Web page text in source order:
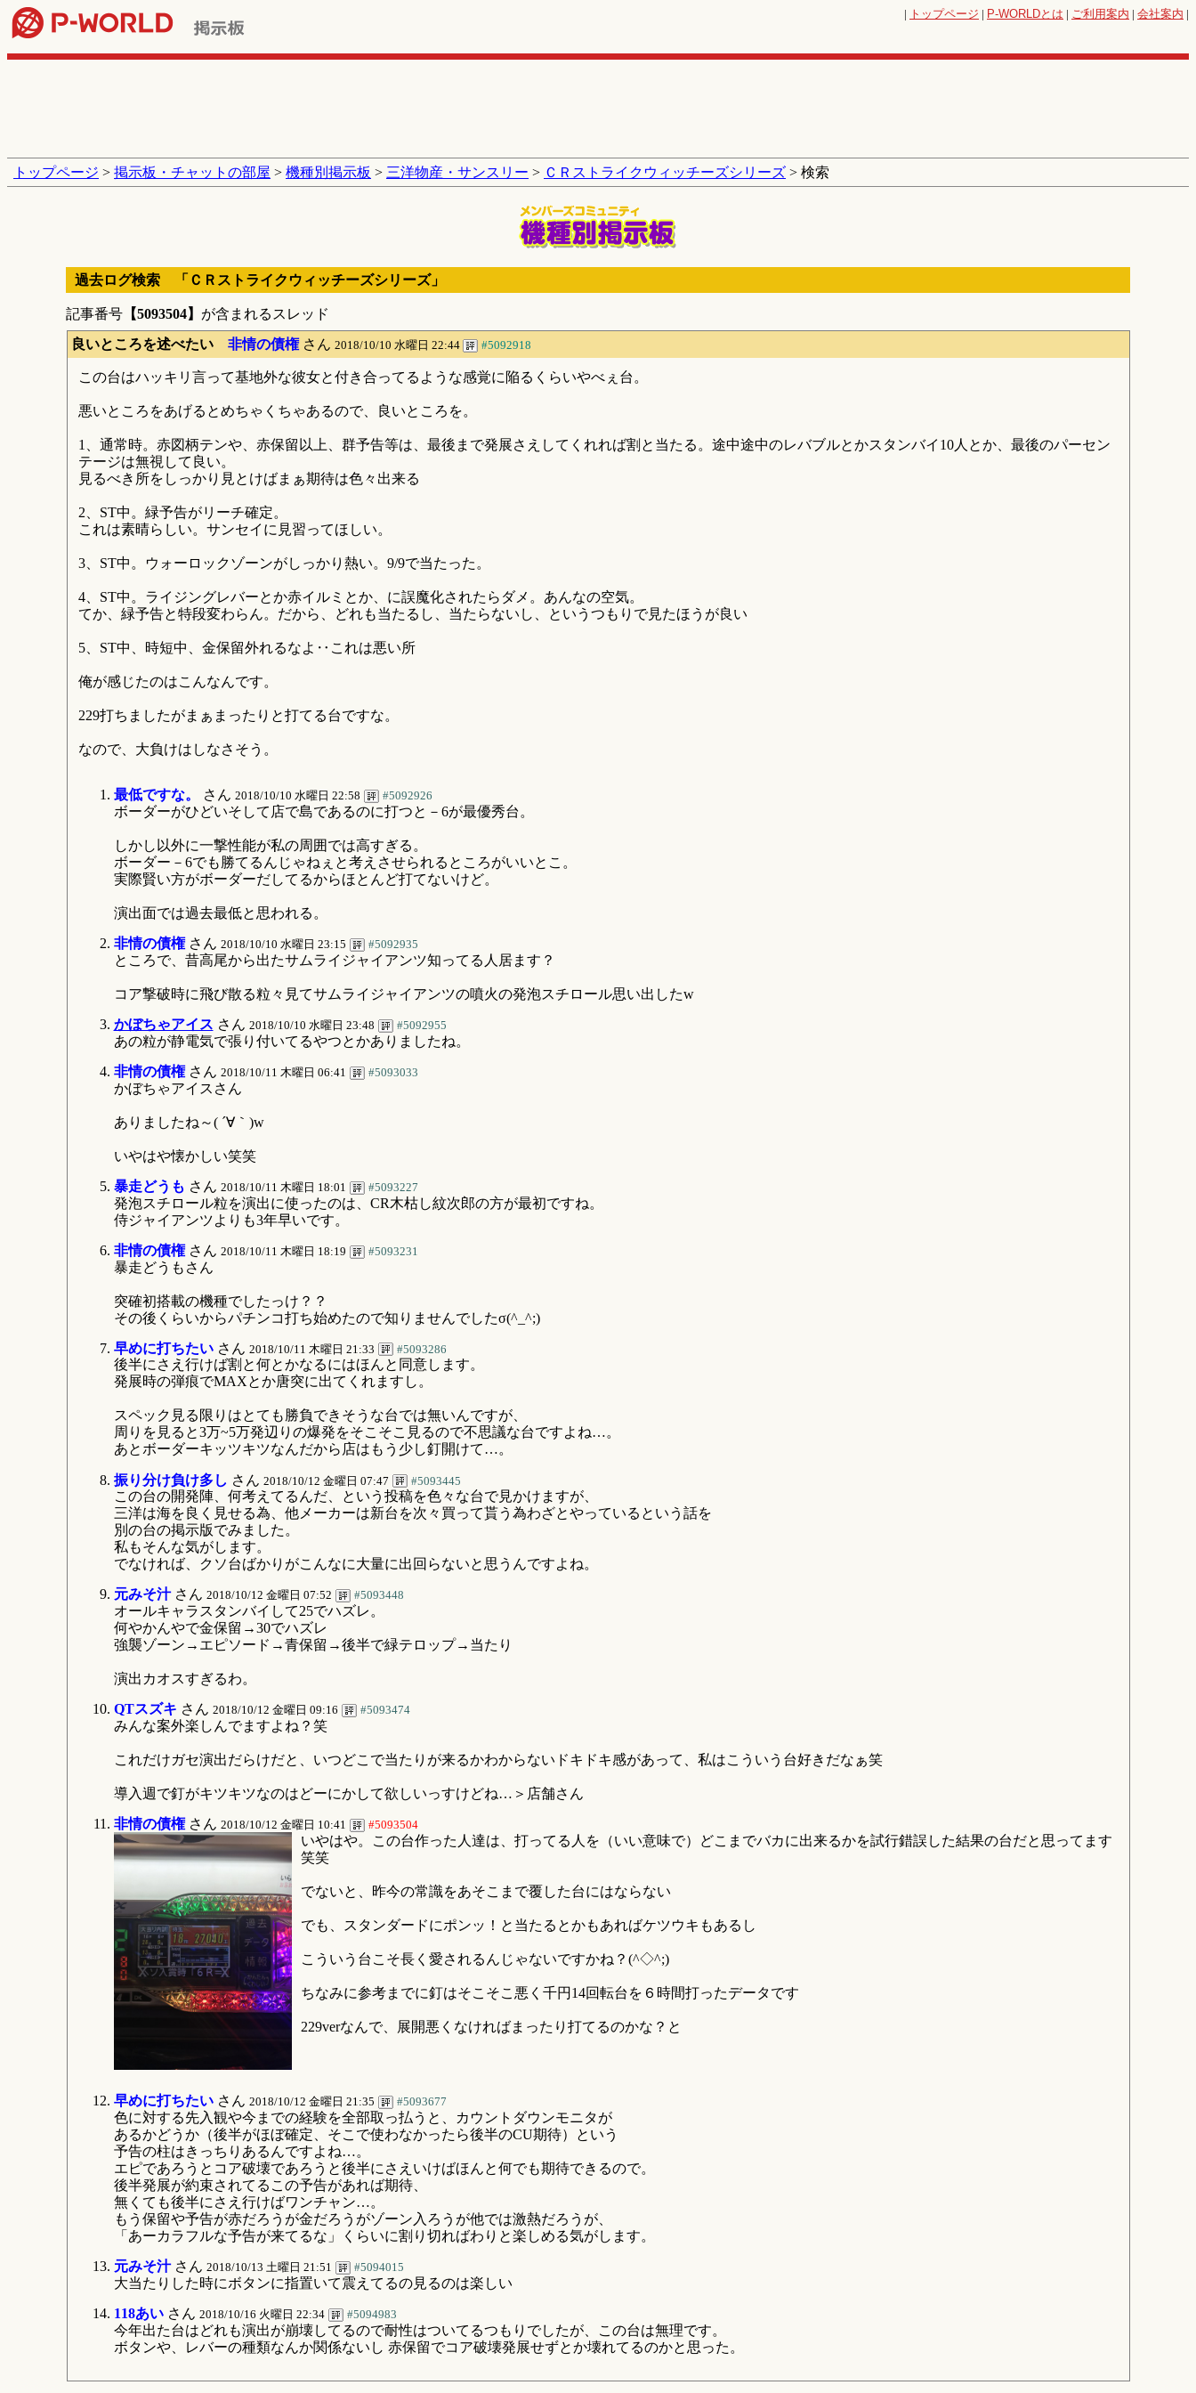
| トップページ | P-WORLDとは | ご利用案内 | 会社案内 |
トップページ > 掲示板・チャットの部屋 > 機種別掲示板 > 三洋物産・サンスリー > ＣＲストライクウィッチーズシリーズ > 検索
過去ログ検索 「ＣＲストライクウィッチーズシリーズ」
記事番号 【5093504】 が含まれるスレッド
良いところを述べたい 非情の債権さん 2018/10/10 水曜日 22:44 #5092918
この台はハッキリ言って基地外な彼女と付き合ってるような感覚に陥るくらいやべぇ台。
悪いところをあげるとめちゃくちゃあるので、良いところを。
1、通常時。赤図柄テンや、赤保留以上、群予告等は、最後まで発展さえしてくれれば割と当たる。途中途中のレバブルとかスタンバイ10人とか、最後のパーセン
テージは無視して良い。
見るべき所をしっかり見とけばまぁ期待は色々出来る
2、ST中。緑予告がリーチ確定。
これは素晴らしい。サンセイに見習ってほしい。
3、ST中。ウォーロックゾーンがしっかり熱い。9/9で当たった。
4、ST中。ライジングレバーとか赤イルミとか、に誤魔化されたらダメ。あんなの空気。
てか、緑予告と特段変わらん。だから、どれも当たるし、当たらないし、というつもりで見たほうが良い
5、ST中、時短中、金保留外れるなよ‥これは悪い所
俺が感じたのはこんなんです。
229打ちましたがまぁまったりと打てる台ですな。
なので、大負けはしなさそう。
最低ですな。 さん 2018/10/10 水曜日 22:58 #5092926
ボーダーがひどいそして店で島であるのに打つと－6が最優秀台。
しかし以外に一撃性能が私の周囲では高すぎる。
ボーダー－6でも勝てるんじゃねぇと考えさせられるところがいいとこ。
実際賢い方がボーダーだしてるからほとんど打てないけど。
演出面では過去最低と思われる。
非情の債権さん 2018/10/10 水曜日 23:15 #5092935
ところで、昔高尾から出たサムライジャイアンツ知ってる人居ます？
コア撃破時に飛び散る粒々見てサムライジャイアンツの噴火の発泡スチロール思い出したw
かぼちゃアイス さん 2018/10/10 水曜日 23:48 #5092955
あの粒が静電気で張り付いてるやつとかありましたね。
非情の債権さん 2018/10/11 木曜日 06:41 #5093033
かぼちゃアイスさん
ありましたね～( ´∀｀)w
いやはや懐かしい笑笑
暴走どうも さん 2018/10/11 木曜日 18:01 #5093227
発泡スチロール粒を演出に使ったのは、CR木枯し紋次郎の方が最初ですね。
侍ジャイアンツよりも3年早いです。
非情の債権さん 2018/10/11 木曜日 18:19 #5093231
暴走どうもさん
突確初搭載の機種でしたっけ？？
その後くらいからパチンコ打ち始めたので知りませんでしたσ(^_^;)
早めに打ちたいさん 2018/10/11 木曜日 21:33 #5093286
後半にさえ行けば割と何とかなるにはほんと同意します。
発展時の弾痕でMAXとか唐突に出てくれますし。
スペック見る限りはとても勝負できそうな台では無いんですが、
周りを見ると3万~5万発辺りの爆発をそこそこ見るので不思議な台ですよね…。
あとボーダーキッツキツなんだから店はもう少し釘開けて…。
振り分け負け多し さん 2018/10/12 金曜日 07:47 #5093445
この台の開発陣、何考えてるんだ、という投稿を色々な台で見かけますが、
三洋は海を良く見せる為、他メーカーは新台を次々買って貰う為わざとやっているという話を
別の台の掲示版でみました。
私もそんな気がします。
でなければ、クソ台ばかりがこんなに大量に出回らないと思うんですよね。
元みそ汁さん 2018/10/12 金曜日 07:52 #5093448
オールキャラスタンバイして25でハズレ。
何やかんやで金保留→30でハズレ
強襲ゾーン→エピソード→青保留→後半で緑テロップ→当たり
演出カオスすぎるわ。
QTスズキ さん 2018/10/12 金曜日 09:16 #5093474
みんな案外楽しんでますよね？笑
これだけガセ演出だらけだと、いつどこで当たりが来るかわからないドキドキ感があって、私はこういう台好きだなぁ笑
導入週で釘がキツキツなのはどーにかして欲しいっすけどね…＞店舗さん
非情の債権さん 2018/10/12 金曜日 10:41 #5093504
いやはや。この台作った人達は、打ってる人を（いい意味で）どこまでバカに出来るかを試行錯誤した結果の台だと思ってます
笑笑
でないと、昨今の常識をあそこまで覆した台にはならない
でも、スタンダードにポンッ！と当たるとかもあればケツウキもあるし
こういう台こそ長く愛されるんじゃないですかね？(^◇^;)
ちなみに参考までに釘はそこそこ悪く千円14回転台を６時間打ったデータです
229verなんで、展開悪くなければまったり打てるのかな？と
早めに打ちたいさん 2018/10/12 金曜日 21:35 #5093677
色に対する先入観や今までの経験を全部取っ払うと、カウントダウンモニタが
あるかどうか（後半がほぼ確定、そこで使わなかったら後半のCU期待）という
予告の柱はきっちりあるんですよね…。
エピであろうとコア破壊であろうと後半にさえいけばほんと何でも期待できるので。
後半発展が約束されてるこの予告があれば期待、
無くても後半にさえ行けばワンチャン…。
もう保留や予告が赤だろうが金だろうがゾーン入ろうが他では激熱だろうが、
「あーカラフルな予告が来てるな」くらいに割り切ればわりと楽しめる気がします。
元みそ汁さん 2018/10/13 土曜日 21:51 #5094015
大当たりした時にボタンに指置いて震えてるの見るのは楽しい
118あいさん 2018/10/16 火曜日 22:34 #5094983
今年出た台はどれも演出が崩壊してるので耐性はついてるつもりでしたが、この台は無理です。
ボタンや、レバーの種類なんか関係ないし 赤保留でコア破壊発展せずとか壊れてるのかと思った。